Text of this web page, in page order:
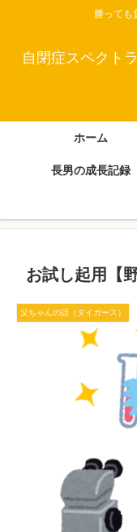
勝っても
自閉症スペクト
ホーム
長男の成長記録
お試し起用【
父ちゃんの話（タイガース）